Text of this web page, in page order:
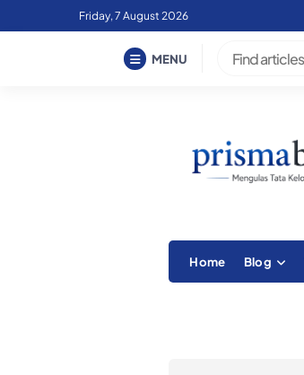
to
Friday, 7 August 2026
MENU
Home Blog